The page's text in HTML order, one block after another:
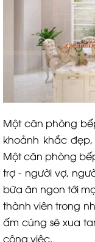
Một căn phòng
khoảnh khắc
Một căn phòng
trợ - người vợ,
bữa ăn ngon tới
thành viên trong
ấm cúng sẽ xua
công việc.